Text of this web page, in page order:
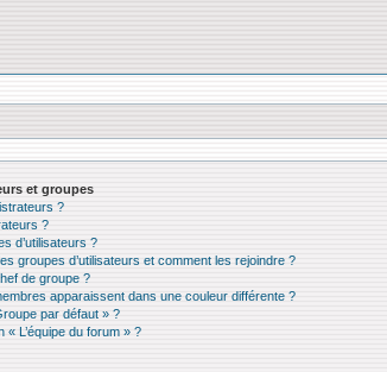
et groupes
?
?
d’utilisateurs ?
groupes d’utilisateurs et comment les rejoindre ?
de groupe ?
apparaissent dans une couleur différente ?
par défaut » ?
« L’équipe du forum » ?